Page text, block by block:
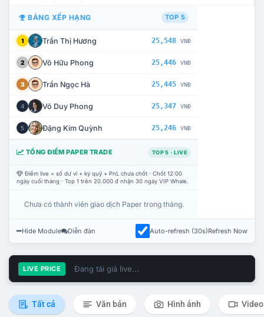
BẢNG XẾP HẠNG TOP 5
1 Trần Thị Hương 25,548 VNĐ
2 Võ Hữu Phong 25,446 VNĐ
3 Trần Ngọc Hà 25,445 VNĐ
4 Võ Duy Phong 25,347 VNĐ
5 Đặng Kim Quỳnh 25,246 VNĐ
TỔNG ĐIỂM PAPER TRADE TOP 5 · LIVE
Điểm live = số dư ví + ký quỹ + PnL chưa chốt · Chốt 12:00
ngày cuối tháng · Top 1 trên 20.000 đ nhận 30 ngày VIP Whale.
Chưa có thành viên giao dịch Paper trong tháng.
Hide Module Diễn đàn Auto-refresh (30s)Refresh Now
LIVE PRICE Đang tải giá live...
Tất cả Văn bản Hình ảnh Video